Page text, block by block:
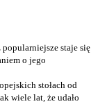
popularniejsze staje się
o jego
stołach od
wiele lat, że udało